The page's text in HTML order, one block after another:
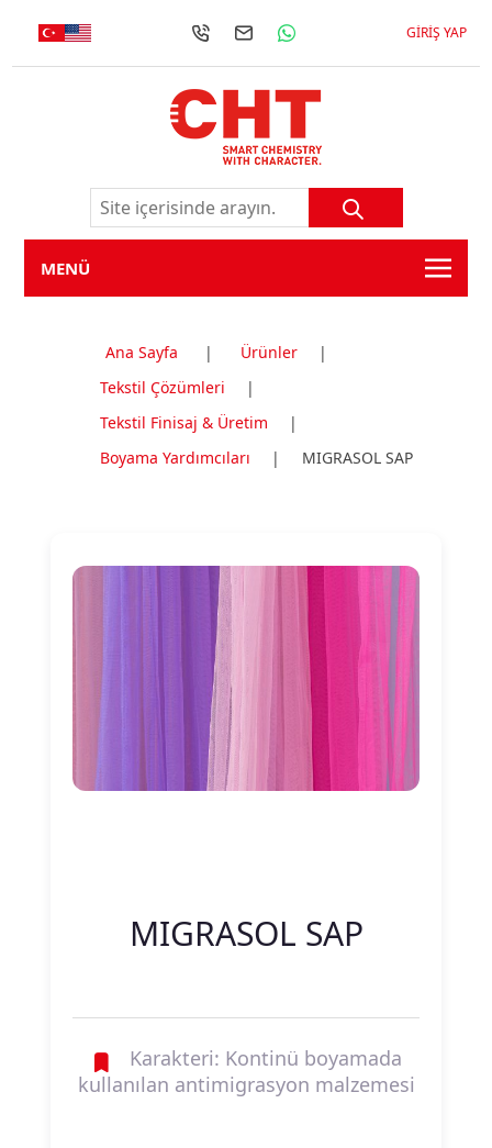
GIRIŞ YAP
MENÜ
Ana Sayfa | Ürünler
|
Tekstil Çözümleri
|
Tekstil Finisaj & Üretim
|
Boyama Yardımcıları
| MIGRASOL SAP
MIGRASOL SAP
Karakteri: Kontinü boyamada
kullanılan antimigrasyon malzemesi